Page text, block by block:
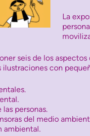
La
seis de los
con
personas.
del medio
ambiental.